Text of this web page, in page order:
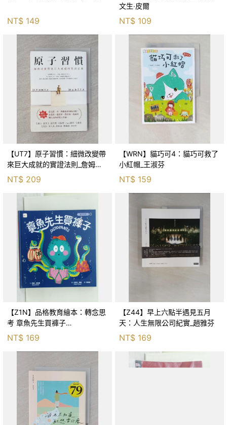
NT$ 149
文生‧皮爾
NT$ 109
【UT7】原子習慣：細微改變帶
來巨大成就的實證法則_詹姆斯‧
克利爾, 蔡世偉
NT$ 209
【WRN】貓巧可4：貓巧可救了
小紅帽_王淑芬
NT$ 159
【Z1N】品格教育繪本：轉念思
考 章魚先生買褲子
(Octopants)_蘇西‧西尼爾, 黃筱
NT$ 169
【Z44】早上六點半遇見五月
天：人生無限公司紀實_趙雅芬
NT$ 169